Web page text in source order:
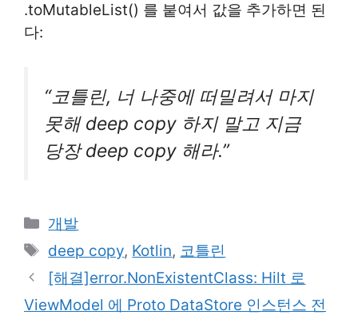
.toMutableList() 를 붙여서 값을 추가하면 된
다:
“코틀린, 너 나중에 떠밀려서 마지
못해 deep copy 하지 말고 지금
당장 deep copy 해라.”
카
테
리
개발
태
그
deep copy, Kotlin, 코틀린
[해결]error.NonExistentClass: Hilt 로
ViewModel 에 Proto DataStore 인스턴스 전